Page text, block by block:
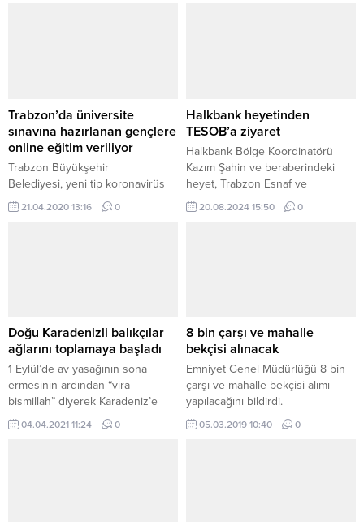
Trabzon’da üniversite
sınavına hazırlanan gençlere
online eğitim veriliyor
Trabzon Büyükşehir
Belediyesi, yeni tip koronavirüs
(Kovid-19) tedbirleri
kapsamında, üniversite sınavına
sunulan online eğitim
derslerine katılarak, öğrencilere
hitap etti. Öğrencilere başarı
dileyen Zorluoğlu, Büyükşehir
Belediyesi olarak bu süreçte
gençlerin yanında olmaktan
mutluluk...
21.04.2020 13:16 0
Halkbank heyetinden
TESOB’a ziyaret
Halkbank Bölge Koordinatörü
Kazım Şahin ve beraberindeki
heyet, Trabzon Esnaf ve
Sanatkârlar Odaları Birliği (TESOB)
Başkanı Metin Kara’yı ziyaret etti.
Emrah Yazıcı’nın da yer aldığı
ziyarette, esnaf ve sanatkarların...
20.08.2024 15:50 0
Doğu Karadenizli balıkçılar
ağlarını toplamaya başladı
1 Eylül’de av yasağının sona
ermesinin ardından “vira
bismillah” diyerek Karadeniz’e
açılan balıkçılar, pandemi ve
avlanmanın kısıtlı olması
04.04.2021 11:24 0
8 bin çarşı ve mahalle
bekçisi alınacak
Emniyet Genel Müdürlüğü 8 bin
çarşı ve mahalle bekçisi alımı
yapılacağını bildirdi.
05.03.2019 10:40 0